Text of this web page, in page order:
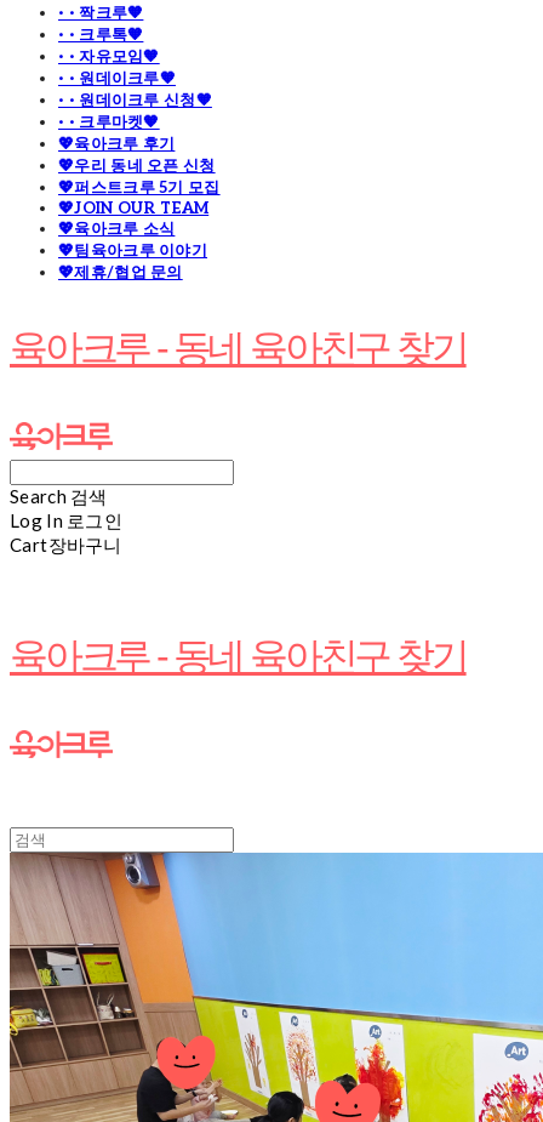
· · 짝크루🧡
· · 크루톡🧡
· · 자유모임🧡
· · 원데이크루🧡
· · 원데이크루 신청🧡
· · 크루마켓🧡
💖육아크루 후기
💖우리 동네 오픈 신청
💖퍼스트크루 5기 모집
💖JOIN OUR TEAM
💖육아크루 소식
💖팀육아크루 이야기
💖제휴/협업 문의
육아크루 - 동네 육아친구 찾기
Search 검색
Log In 로그인
Cart장바구니
육아크루 - 동네 육아친구 찾기